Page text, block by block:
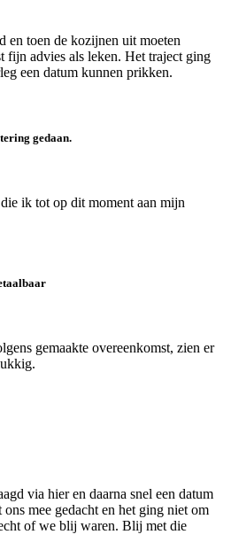
en toen de kozijnen uit moeten
fijn advies als leken. Het traject ging
een datum kunnen prikken.
gedaan.
ik tot op dit moment aan mijn
gemaakte overeenkomst, zien er
via hier en daarna snel een datum
mee gedacht en het ging niet om
of we blij waren. Blij met die